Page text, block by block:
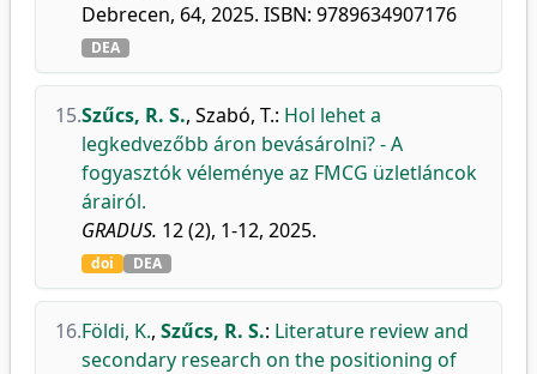
Debrecen, 64, 2025. ISBN: 9789634907176
DEA
15.Szűcs, R. S., Szabó, T.: Hol lehet a
legkedvezőbb áron bevásárolni? - A
fogyasztók véleménye az FMCG üzletláncok
árairól.
GRADUS. 12 (2), 1-12, 2025.
doi DEA
16.Földi, K., Szűcs, R. S.: Literature review and
secondary research on the positioning of